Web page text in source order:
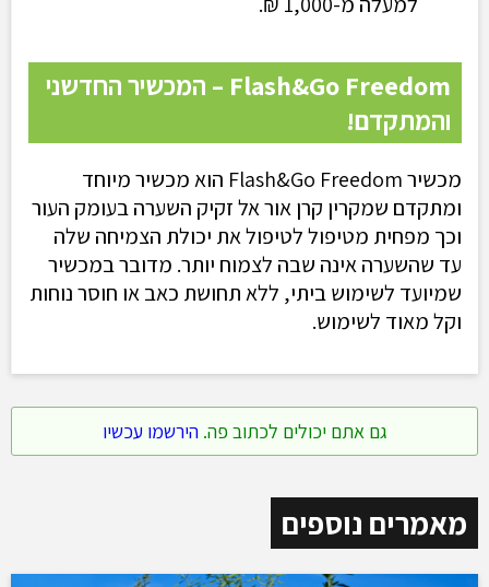
Flash&Go Freedom – המכשיר החדשני
והמתקדם!
מכשירFlash&Go Freedom הוא מכשיר מיוחד
ומתקדם שמקרין קרן אור אל זקיק השערה בעומק העור
וכך מפחית מטיפול לטיפול את יכולת הצמיחה שלה
עד שהשערה אינה שבה לצמוח יותר. מדובר במכשיר
שמיועד לשימוש ביתי, ללא תחושת כאב או חוסר נוחות
וקל מאוד לשימוש.
גם אתם יכולים לכתוב פה.הירשמו עכשיו
מאמרים נוספים